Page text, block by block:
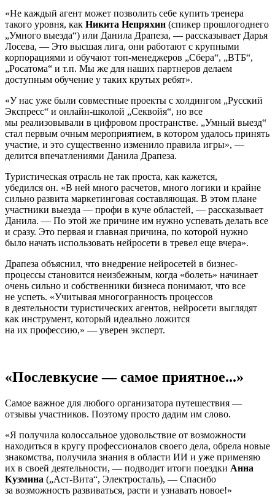
«Не каждый агент может позволить себе купить тренера
такого уровня, как Никита Непряхин (спикер прошлогоднего
„Умного выезда“) или Данила Драпеза, — рассказывает Дарья
Лосева, — Это высшая лига, они работают с крупными
корпорациями и обучают топ-менеджеров „Сбера“, „ВТБ“,
„Росатома“ и т.п. Мы же для наших партнеров делаем
доступным обучение у таких крутых ребят».
«У нас уже были совместные проекты с холдингом „Русский
Экспресс“ и онлайн-школой „Секвойя“, но все
мы реализовывали в цифровом пространстве. „Умный выезд“
стал первым очным мероприятием, в котором удалось принять
участие, и это существенно изменило правила игры», —
делится впечатлениями Данила Драпеза.
Туристическая отрасль не так проста, как кажется,
убедился он. «В ней много расчетов, много логики и крайне
сильно развита маркетинговая составляющая. В этом плане
участники выезда — профи в куче областей, — рассказывает
Данила. — По этой же причине им нужно успевать делать все
и сразу. Это первая и главная причина, по которой нужно
было начать использовать нейросети в тревел еще вчера».
Драпеза объяснил, что внедрение нейросетей в бизнес-
процессы становится неизбежным, когда «болеть» начинает
очень сильно и собственники бизнеса понимают, что все
не успеть. «Учитывая многогранность процессов
в деятельности туристических агентов, нейросети выглядят
как инструмент, который идеально ложится
на их профессию,» — уверен эксперт.
«Послевкусие — самое приятное...»
Самое важное для любого организатора путешествия —
отзывы участников. Поэтому просто дадим им слово.
«Я получила колоссальное удовольствие от возможности
находиться в кругу профессионалов своего дела, обрела новые
знакомства, получила знания в области ИИ и уже применяю
их в своей деятельности, — подводит итоги поездки Анна
Кузмина („Аст-Вита“, Электросталь), — Спасибо
за возможность развиваться, расти и узнавать новое!»